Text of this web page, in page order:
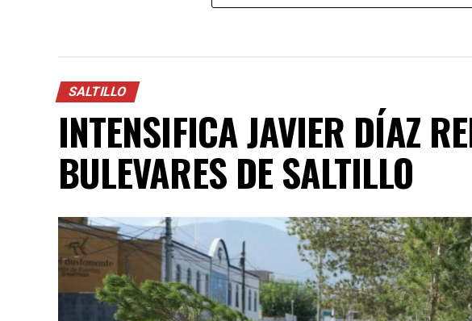
SALTILLO
INTENSIFICA JAVIER DÍAZ
BULEVARES DE SALTILLO